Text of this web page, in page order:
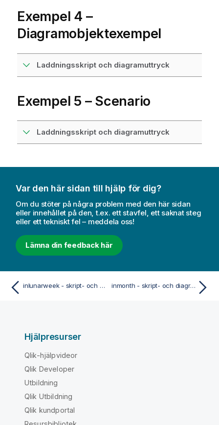
Exempel 4 –
Diagramobjektexempel
Laddningsskript och diagramuttryck
Exempel 5 – Scenario
Laddningsskript och diagramuttryck
Var den här sidan till hjälp för dig?
Om du stöter på några problem med den här sidan
eller innehållet på den, t.ex. ett stavfel, ett saknat steg
eller ett tekniskt fel – meddela oss!
Lämna din feedback här
inlunarweek - skript- och diagramfunktion inmonth - skript- och diagramfunktion
Hjälpresurser
Qlik-hjälpvideor
Qlik Developer
Utbildning
Qlik Utbildning
Qlik kundportal